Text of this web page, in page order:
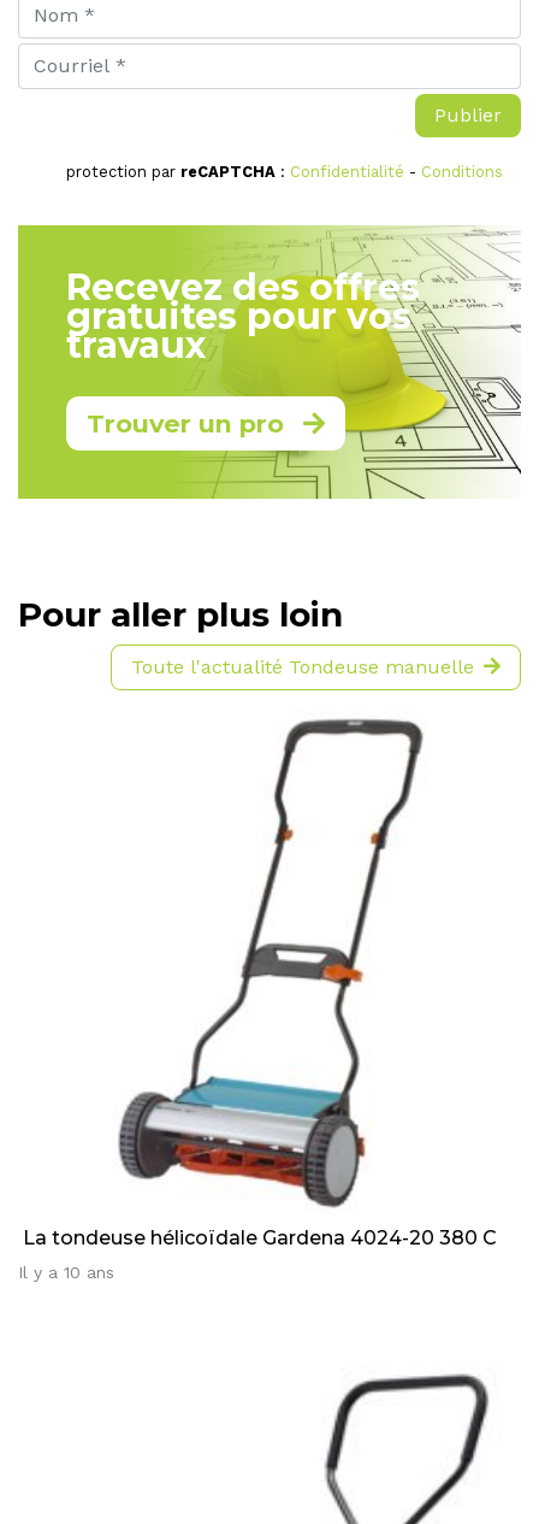
protection par reCAPTCHA : Confidentialité - Conditions
Recevez des offres
gratuites pour vos
travaux
Trouver un pro
Pour aller plus loin
Toute l'actualité Tondeuse manuelle
La tondeuse hélicoïdale Gardena 4024-20 380 C
Il y a 10 ans